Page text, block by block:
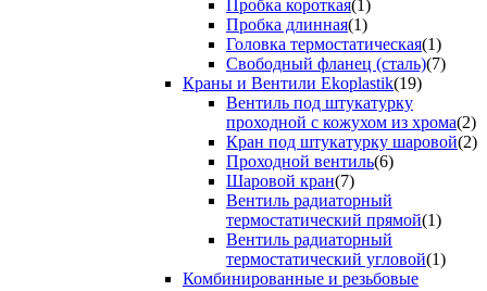
Пробка короткая(1)
Пробка длинная(1)
Головка термостатическая(1)
Свободный фланец (сталь)(7)
Краны и Вентили Ekoplastik(19)
Вентиль под штукатурку
проходной с кожухом из хрома(2)
Кран под штукатурку шаровой(2)
Проходной вентиль(6)
Шаровой кран(7)
Вентиль радиаторный
термостатический прямой(1)
Вентиль радиаторный
термостатический угловой(1)
Комбинированные и резьбовые